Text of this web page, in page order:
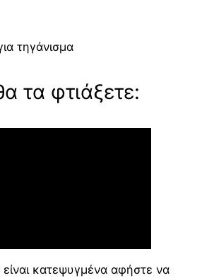
τηγάνισμα
τα φτιάξετε:
κατεψυγμένα αφήστε να